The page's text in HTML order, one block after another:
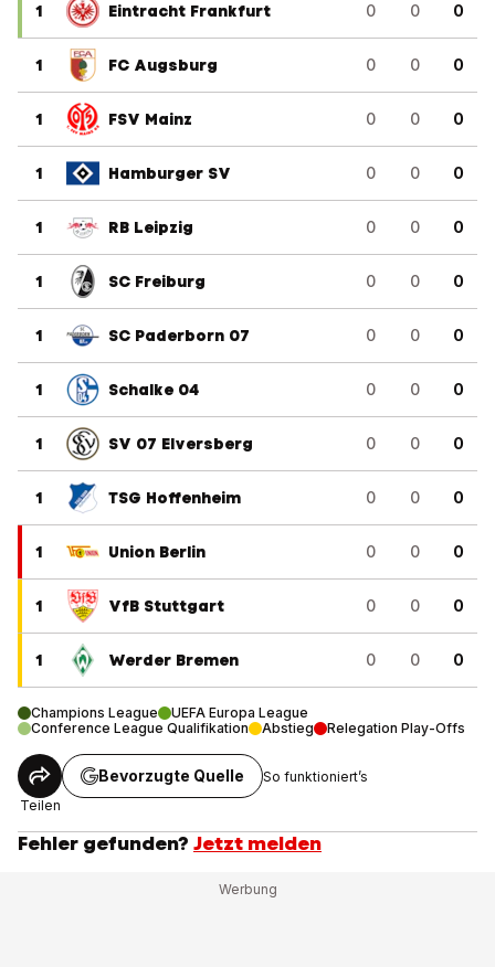
1 Eintracht Frankfurt 0 0 0
1 FC Augsburg 0 0 0
1 FSV Mainz 0 0 0
1 Hamburger SV 0 0 0
1 RB Leipzig 0 0 0
1 SC Freiburg 0 0 0
1 SC Paderborn 07 0 0 0
1 Schalke 04 0 0 0
1 SV 07 Elversberg 0 0 0
1 TSG Hoffenheim 0 0 0
1 Union Berlin 0 0 0
1 VfB Stuttgart 0 0 0
1 Werder Bremen 0 0 0
Champions League
UEFA Europa League
Conference League Qualifikation
Abstieg Relegation Play-Offs
Teilen
Bevorzugte Quelle So funktioniert’s
Fehler gefunden? Jetzt melden